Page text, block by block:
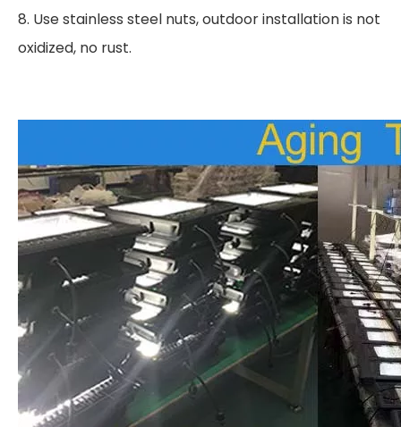
8. Use stainless steel nuts, outdoor installation is not
oxidized, no rust.